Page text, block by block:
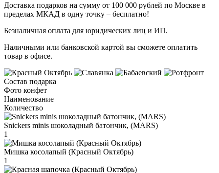
Доставка подарков на сумму от 100 000 рублей по Москве в
пределах МКАД в одну точку – бесплатно!
Безналичная оплата для юридических лиц и ИП.
Наличными или банковской картой вы сможете оплатить
товар в офисе.
Состав подарка
Фото конфет
Наименование
Количество
Snickers minis шоколадный батончик, (MARS)
1
Мишка косолапый (Красный Октябрь)
1